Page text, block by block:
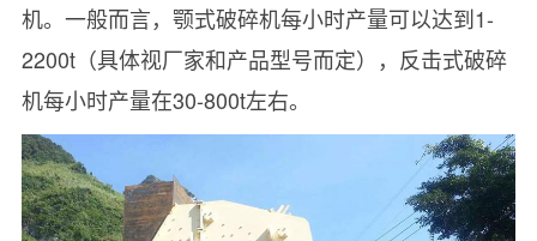
机。一般而言，颚式破碎机每小时产量可以达到1-
2200t（具体视厂家和产品型号而定），反击式破碎
机每小时产量在30-800t左右。